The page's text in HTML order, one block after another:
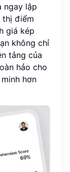
ngay lập
thị điểm
giá kép
không chỉ
tảng của
hảo cho
hơn